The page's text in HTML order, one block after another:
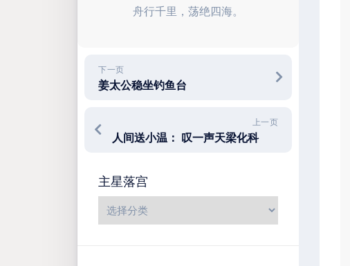
舟行千里，荡绝四海。
下一页
姜太公稳坐钓鱼台
上一页
人间送小温： 叹一声天梁化科
主星落宫